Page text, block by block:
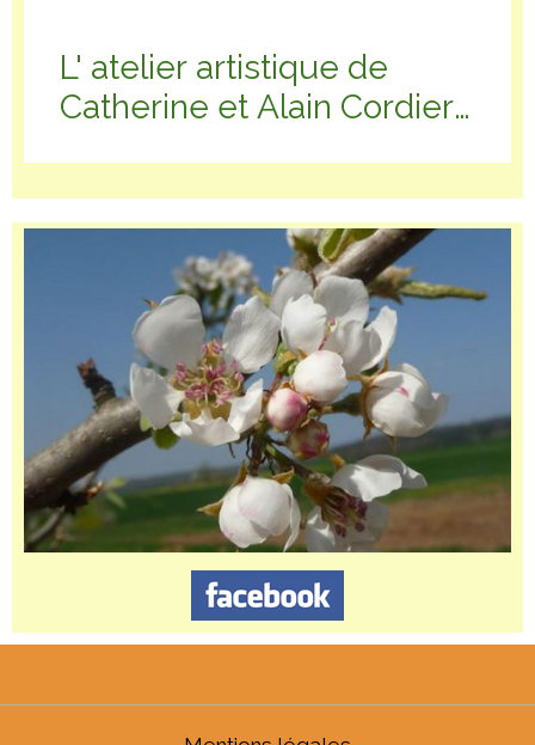
L' atelier artistique de
Catherine et Alain Cordier-